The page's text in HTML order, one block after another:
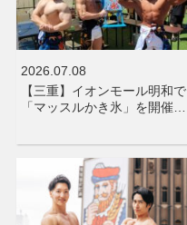
2026.07.08
【三重】イオンモール明和で
「マッスルかき氷」を開催…